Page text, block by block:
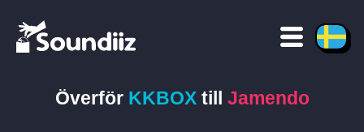
Överför KKBOXtill Jamendo